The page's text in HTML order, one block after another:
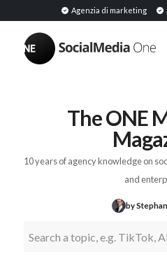
Agenzia di marketing
The ONE
10 years of agency knowledge on
and
by
BREAKING
PR
influencer:
media
collaborazioni
opinion